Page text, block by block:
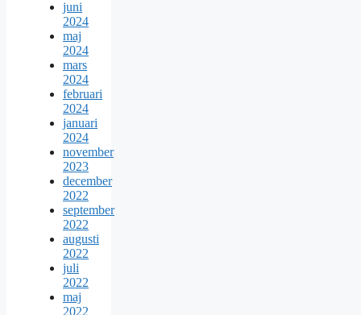
juni
2024
maj
2024
mars
2024
februari
2024
januari
2024
november
2023
december
2022
september
2022
augusti
2022
juli
2022
maj
2022